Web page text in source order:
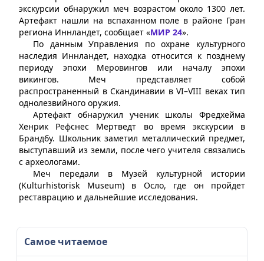
экскурсии обнаружил меч возрастом около 1300 лет.
Артефакт нашли на вспаханном поле в районе Гран
региона Иннландет, сообщает «МИР 24».
По данным Управления по охране культурного
наследия Иннландет, находка относится к позднему
периоду эпохи Меровингов или началу эпохи
викингов. Меч представляет собой
распространенный в Скандинавии в VI–VIII веках тип
однолезвийного оружия.
Артефакт обнаружил ученик школы Фредхейма
Хенрик Рефснес Мертведт во время экскурсии в
Брандбу. Школьник заметил металлический предмет,
выступавший из земли, после чего учителя связались
с археологами.
Меч передали в Музей культурной истории
(Kulturhistorisk Museum) в Осло, где он пройдет
реставрацию и дальнейшие исследования.
Самое читаемое